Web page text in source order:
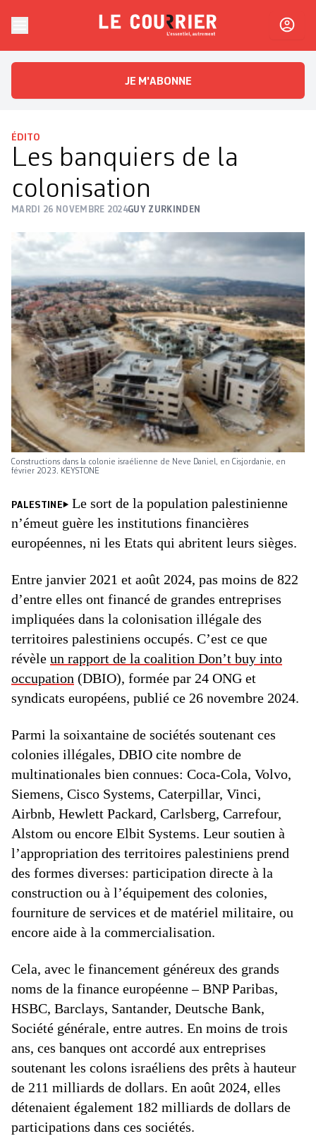
Le CourrierL'essentiel, autrement
JE M'ABONNE
ÉDITO
Les banquiers de la
colonisation
MARDI 26 NOVEMBRE 2024GUY ZURKINDEN
Constructions dans la colonie israélienne de Neve Daniel, en Cisjordanie, en
février 2023. KEYSTONE
PALESTINE
Le sort de la population palestinienne
n’émeut guère les institutions financières
européennes, ni les Etats qui abritent leurs sièges.
Entre janvier 2021 et août 2024, pas moins de 822
d’entre elles ont financé de grandes entreprises
impliquées dans la colonisation illégale des
territoires palestiniens occupés. C’est ce que
révèle un rapport de la coalition Don’t buy into
occupation (DBIO), formée par 24 ONG et
syndicats européens, publié ce 26 novembre 2024.
Parmi la soixantaine de sociétés soutenant ces
colonies illégales, DBIO cite nombre de
multinationales bien connues: Coca-Cola, Volvo,
Siemens, Cisco Systems, Caterpillar, Vinci,
Airbnb, Hewlett Packard, Carlsberg, Carrefour,
Alstom ou encore Elbit Systems. Leur soutien à
l’appropriation des territoires palestiniens prend
des formes diverses: participation directe à la
construction ou à l’équipement des colonies,
fourniture de services et de matériel militaire, ou
encore aide à la commercialisation.
Cela, avec le financement généreux des grands
noms de la finance européenne – BNP Paribas,
HSBC, Barclays, Santander, Deutsche Bank,
Société générale, entre autres. En moins de trois
ans, ces banques ont accordé aux entreprises
soutenant les colons israéliens des prêts à hauteur
de 211 milliards de dollars. En août 2024, elles
détenaient également 182 milliards de dollars de
participations dans ces sociétés.